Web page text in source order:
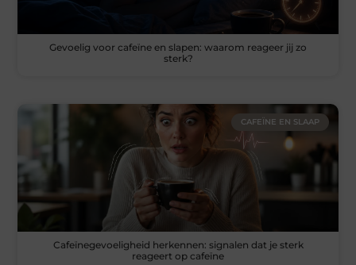
Gevoelig voor cafeïne en slapen: waarom reageer jij zo
sterk?
CAFEÏNE EN SLAAP
Cafeïnegevoeligheid herkennen: signalen dat je sterk
reageert op cafeïne